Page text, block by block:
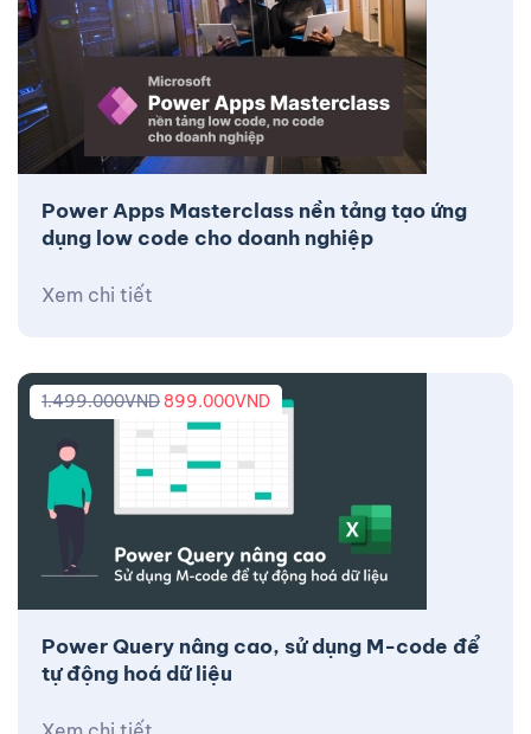
Power Apps Masterclass nền tảng tạo ứng
dụng low code cho doanh nghiệp
Xem chi tiết
Power Query nâng cao, sử dụng M-code để
tự động hoá dữ liệu
1.499.000VND 899.000VND